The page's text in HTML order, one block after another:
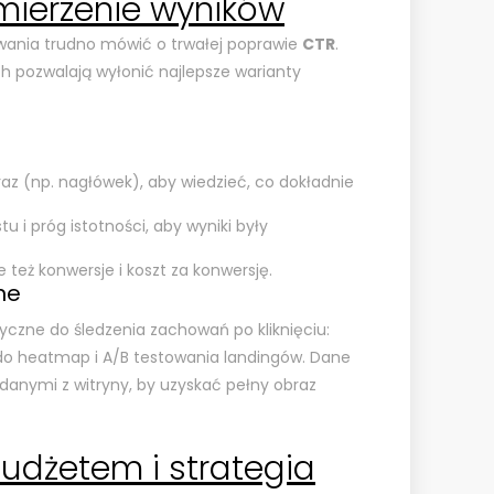
wyników
trudno mówić o trwałej poprawie CTR.
pozwalają wyłonić najlepsze warianty
(np. nagłówek), aby wiedzieć, co dokładnie
i próg istotności, aby wyniki były
też konwersje i koszt za konwersję.
do śledzenia zachowań po kliknięciu:
heatmap i A/B testowania landingów. Dane
z witryny, by uzyskać pełny obraz
i strategia